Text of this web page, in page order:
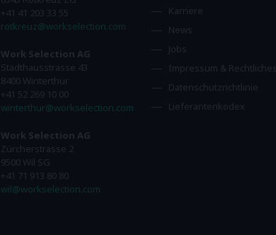
+41 41 203 33 55
rotkreuz@workselection.com
Work Selection AG
Stadthausstrasse 43
8400 Winterthur
+41 52 269 10 00
winterthur@workselection.com
Work Selection AG
Zürcherstrasse 2
9500 Wil SG
+41 71 913 80 80
wil@workselection.com
Karriere
News
Jobs
Impressum & Rechtliches
Datenschutzrichtlinie
Lieferantenkodex